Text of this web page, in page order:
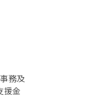
務及
援金